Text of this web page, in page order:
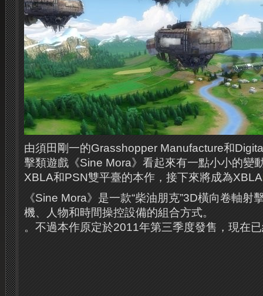
由須田剛一的Grasshopper Manufacture和
擊類遊戲《Sine Mora》看起來有一點小小的變
XBLA和PSN雙平臺的本作，接下來將成為XBLA
《Sine Mora》是一款“柴油朋克”3D橫向卷軸射
機、人物和時間操控設備的組合方式。
。不過本作原定於2011年第三季度發售，現在